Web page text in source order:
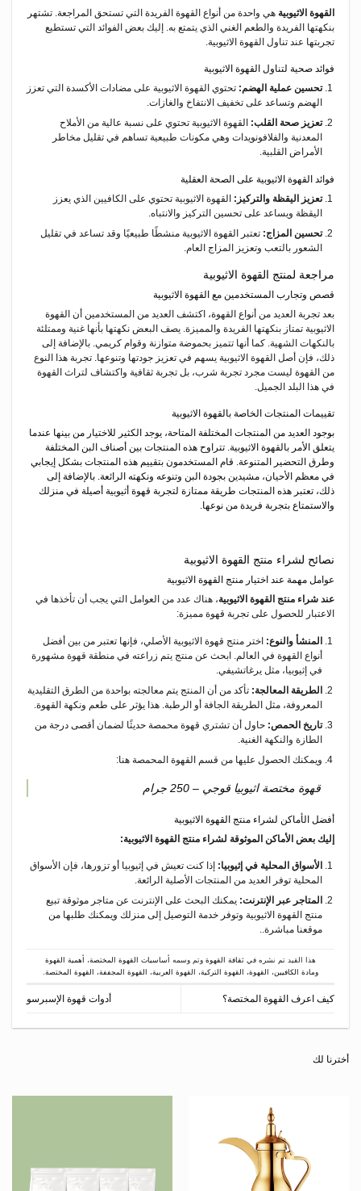
القهوة الاثيوبية هي واحدة من أنواع القهوة الفريدة التي تستحق المراجعة. تشتهر
بنكهتها الفريدة والطعم الغني الذي يتمتع به. إليك بعض الفوائد التي تستطيع
تجربتها عند تناول القهوة الاثيوبية.
فوائد صحية لتناول القهوة الاثيوبية
تحسين عملية الهضم: تحتوي القهوة الاثيوبية على مضادات الأكسدة التي تعزز
الهضم وتساعد على تخفيف الانتفاخ والغازات.
تعزيز صحة القلب: القهوة الاثيوبية تحتوي على نسبة عالية من الأملاح
المعدنية والفلافونويدات وهي مكونات طبيعية تساهم في تقليل مخاطر
الأمراض القلبية.
فوائد القهوة الاثيوبية على الصحة العقلية
تعزيز اليقظة والتركيز:القهوة الاثيوبية تحتوي على الكافيين الذي يعزز
اليقظة ويساعد على تحسين التركيز والانتباه.
تحسين المزاج:تعتبر القهوة الاثيوبية منشطًا طبيعيًا وقد تساعد في تقليل
الشعور بالتعب وتعزيز المزاج العام.
مراجعة لمنتج القهوة الاثيوبية
قصص وتجارب المستخدمين مع القهوة الاثيوبية
بعد تجربة العديد من أنواع القهوة، اكتشف العديد من المستخدمين أن القهوة
الاثيوبية تمتاز بنكهتها الفريدة والمميزة. يصف البعض نكهتها بأنها غنية وممتلئة
بالنكهات الشهية. كما أنها تتميز بحموضة متوازنة وقوام كريمي. بالإضافة إلى
ذلك، فإن أصل القهوة الاثيوبية يسهم في تعزيز جودتها وتنوعها. تجربة هذا النوع
من القهوة ليست مجرد تجربة شرب، بل تجربة ثقافية واكتشاف لتراث القهوة
في هذا البلد الجميل.
تقييمات المنتجات الخاصة بالقهوة الاثيوبية
بوجود العديد من المنتجات المختلفة المتاحة، يوجد الكثير للاختيار من بينها عندما
يتعلق الأمر بالقهوة الاثيوبية. تتراوح هذه المنتجات بين أصناف البن المختلفة
وطرق التحضير المتنوعة. قام المستخدمون بتقييم هذه المنتجات بشكل إيجابي
في معظم الأحيان، مشيدين بجودة البن وتنوعه ونكهته الرائعة. بالإضافة إلى
ذلك، تعتبر هذه المنتجات طريقة ممتازة لتجربة قهوة أثيوبية أصيلة في منزلك
والاستمتاع بتجربة فريدة من نوعها.
نصائح لشراء منتج القهوة الاثيوبية
عوامل مهمة عند اختيار منتج القهوة الاثيوبية
عند شراء منتج القهوة الاثيوبية ، هناك عدد من العوامل التي يجب أن تأخذها في
الاعتبار للحصول على تجربة قهوة مميزة:
المنشأ والنوع:اختر منتج قهوة الاثيوبية الأصلي، فإنها تعتبر من بين أفضل
أنواع القهوة في العالم. ابحث عن منتج يتم زراعته في منطقة قهوة مشهورة
في إثيوبيا، مثل يرغاتشيفي.
الطريقة المعالجة:تأكد من أن المنتج يتم معالجته بواحدة من الطرق التقليدية
المعروفة، مثل الطريقة الجافة أو الرطبة. هذا يؤثر على طعم ونكهة القهوة.
تاريخ الحمص:حاول أن تشتري قهوة محمصة حديثًا لضمان أقصى درجة من
الطازة والنكهة الغنية.
ويمكنك الحصول عليها من قسم القهوة المحمصة هنا:
قهوة مختصة اثيوبيا قوجي – 250 جرام
أفضل الأماكن لشراء منتج القهوةالاثيوبية
إليك بعض الأماكن الموثوقة لشراء منتج القهوة الاثيوبية:
الأسواق المحلية في إثيوبيا: إذا كنت تعيش في إثيوبيا أو تزورها، فإن الأسواق
المحلية توفر العديد من المنتجات الأصلية الرائعة.
المتاجر عبر الإنترنت:يمكنك البحث على الإنترنت عن متاجر موثوقة تبيع
منتج القهوة الاثيوبية وتوفر خدمة التوصيل إلى منزلك ويمكنك طلبها من
موقعنا مباشرة..
هذا القيد تم نشره فيثقافة القهوةوتم وسمهأساسيات القهوة المختصة ،أهمية القهوة
ومادة الكافيين ،القهوة، القهوة التركية، القهوة العربية، القهوة المجففة ،القهوة المختصة .
كيف اعرف القهوة المختصة؟ أدوات قهوة الإسبرسو
لك